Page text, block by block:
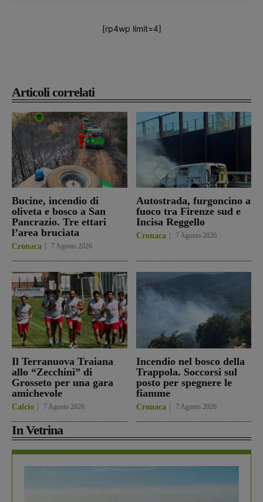
Articoli correlati
Bucine, incendio di
oliveta e bosco a San
Pancrazio. Tre ettari
l’area bruciata
Cronaca 7 Agosto 2026
Autostrada, furgoncino a
fuoco tra Firenze sud e
Incisa Reggello
Cronaca 7 Agosto 2026
Il Terranuova Traiana
allo “Zecchini” di
Grosseto per una gara
amichevole
Calcio 7 Agosto 2026
Incendio nel bosco della
Trappola. Soccorsi sul
posto per spegnere le
fiamme
Cronaca 7 Agosto 2026
In Vetrina
[rp4wp limit=4]